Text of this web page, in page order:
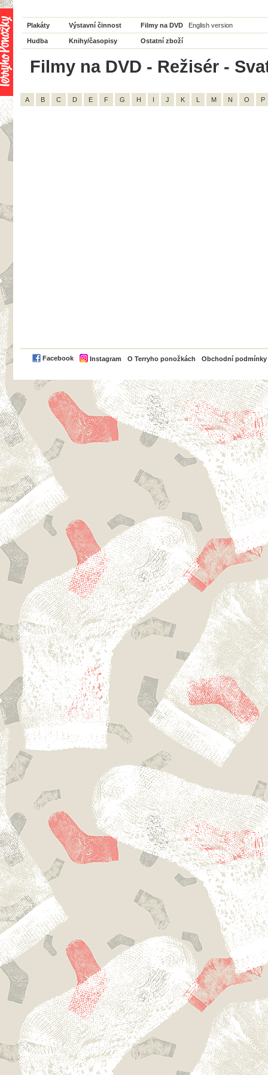
Plakáty Výstavní činnost Filmy na DVD English version
Hudba Knihy/časopisy Ostatní zboží
Filmy na DVD - Režisér -
A B C D E F G H I J K L M N O P
Facebook Instagram O Terryho ponožkách Obchodní podmínky
PayPal